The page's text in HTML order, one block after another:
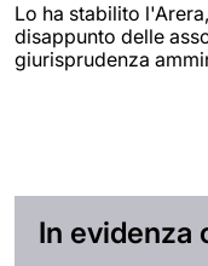
Lo ha stabilito
disappunto delle
giurisprudenza
In evidenza